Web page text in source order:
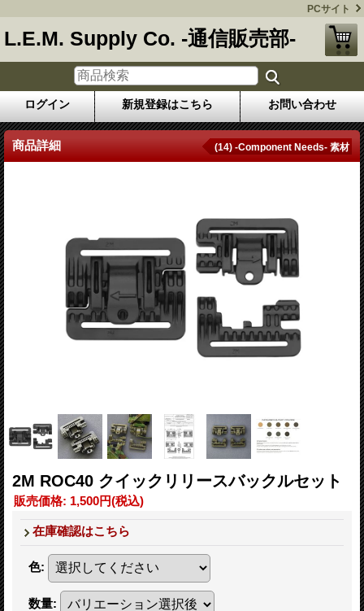
PCサイト
L.E.M. Supply Co. -通信販売部-
ログイン 新規登録はこちら お問い合わせ
商品詳細 (14) -Component Needs- 素材
2M ROC40 クイックリリースバックルセット
販売価格: 1,500円(税込)
在庫確認はこちら
色:
数量: